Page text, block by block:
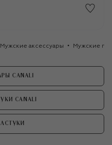
Мужские аксессуары Мужские
CANALI
CANALI